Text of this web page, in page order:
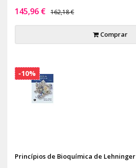
145,96 € 162,18 €
Comprar
Princípios de Bioquímica de Lehninger
-10%